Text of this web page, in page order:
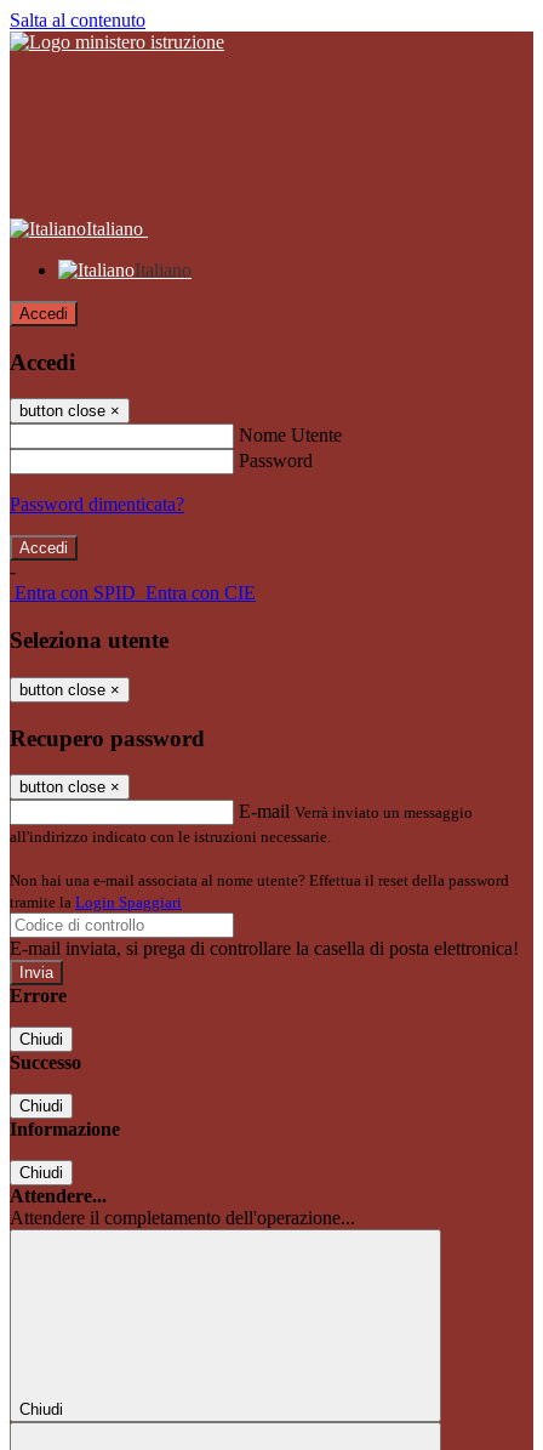
Salta al contenuto
Italiano
Italiano
Accedi
Accedi
button close ×
Nome Utente
Password
Password dimenticata?
-
Entra con SPID Entra con CIE
Seleziona utente
button close ×
Recupero password
button close ×
E-mail Verrà inviato un messaggio
all'indirizzo indicato con le istruzioni necessarie.
Non hai una e-mail associata al nome utente? Effettua il reset della password
tramite la Login Spaggiari
E-mail inviata, si prega di controllare la casella di posta elettronica!
Errore
Chiudi
Successo
Chiudi
Informazione
Chiudi
Attendere...
Attendere il completamento dell'operazione...
Chiudi